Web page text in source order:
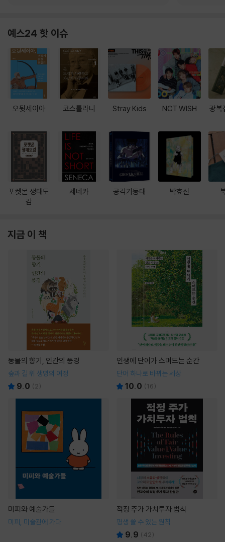
예스24 핫 이슈
오뒷세이아
포켓몬 생태도
감
코스톨라니
세네카
Stray Kids
공각기동대
NCT WISH
박효신
광복
지금 이 책
동물의 향기, 인간의 풍경
숲과 길 위 생명의 여정
9.0 ( 2)
인생에 단어가 스며드는 순간
단어 하나로 바뀌는 세상
10.0 (16)
미피와 예술가들
미피, 미술관에 가다
적정 주가 가치투자 법칙
평생 쓸 수 있는 원칙
9.9 (42)